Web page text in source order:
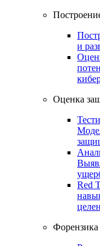
и
Оценка
Red
Форензика